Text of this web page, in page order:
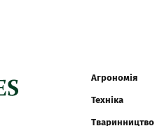
Агрономія
Техніка
Тваринництво